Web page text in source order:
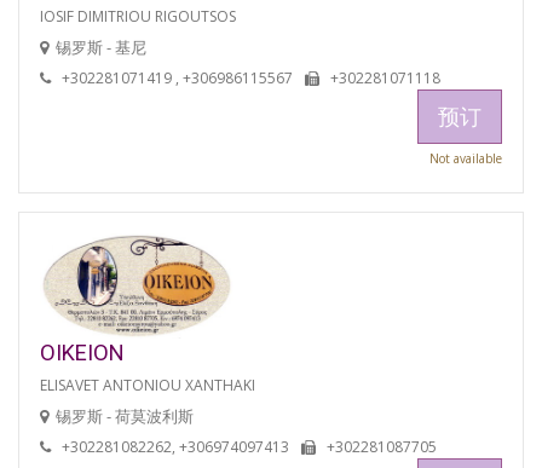
IOSIF DIMITRIOU RIGOUTSOS
锡罗斯 - 基尼
+302281071419 , +306986115567 +302281071118
预订
Not available
OIKEION
ELISAVET ANTONIOU XANTHAKI
锡罗斯 - 荷莫波利斯
+302281082262, +306974097413 +302281087705